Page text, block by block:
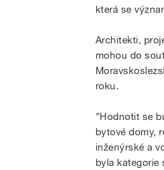
která se
Architekti,
mohou do
roku.
"Hodnotit se
bytové domy,
inženýrské a
byla kategorie